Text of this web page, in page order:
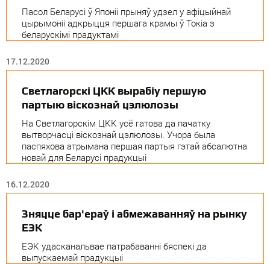
Пасол Беларусі ў Японіі прыняў удзел у афіцыйнай
цырымоніі адкрыцця першага крамы ў Токіа з
беларускімі прадуктамі
17.12.2020
Светлагорскі ЦКК вырабіу першую
партыю віскознай цэлюлозы
На Светлагорскім ЦКК усё гатова да пачатку
вытворчасці віскознай цэлюлозы. Учора была
паспяхова атрымана першая партыя гэтай абсалютна
новай для Беларусі прадукцыі
16.12.2020
Зняцце бар'ераў і абмежаванняў на рынку
ЕЭК
ЕЭК удасканальвае патрабаванні бяспекі да
выпускаемай прадукцыі